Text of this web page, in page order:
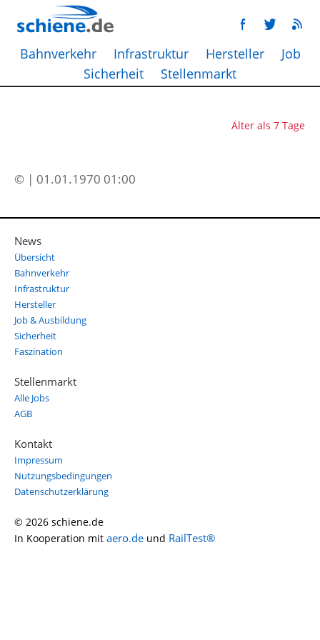
Bahnverkehr Infrastruktur Hersteller
Job
Sicherheit
Stellenmarkt
Älter als 7 Tage
© | 01.01.1970 01:00
News
Übersicht
Bahnverkehr
Infrastruktur
Hersteller
Job & Ausbildung
Sicherheit
Faszination
Stellenmarkt
Alle Jobs
AGB
Kontakt
Impressum
Nutzungsbedingungen
Datenschutzerklärung
© 2026 schiene.de
In Kooperation mit aero.de und RailTest®